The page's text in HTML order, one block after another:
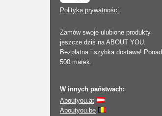
Polityka prywatności
Zamów swoje ulubione produkty
jeszcze dziś na ABOUT YOU.
Bezpłatna i szybka dostawa! Ponad
500 marek.
W innych państwach:
Aboutyou.at
Aboutyou.be